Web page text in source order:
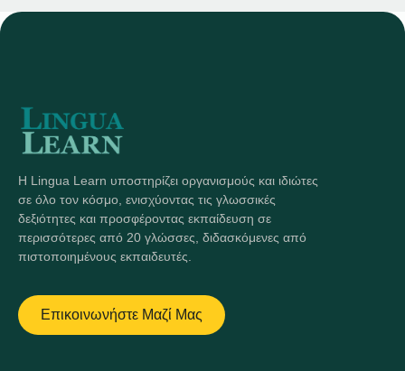
Η Lingua Learn υποστηρίζει οργανισμούς και ιδιώτες
σε όλο τον κόσμο, ενισχύοντας τις γλωσσικές
δεξιότητες και προσφέροντας εκπαίδευση σε
περισσότερες από 20 γλώσσες, διδασκόμενες από
πιστοποιημένους εκπαιδευτές.
Επικοινωνήστε Μαζί Μας